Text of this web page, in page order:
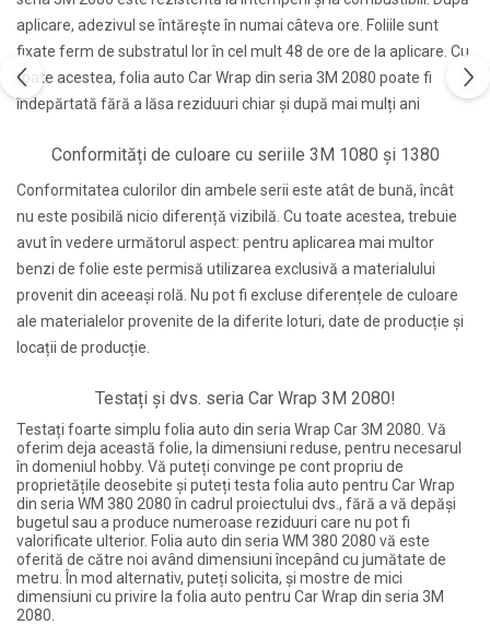
aplicare, adezivul se întărește în numai câteva ore. Foliile sunt
fixate ferm de substratul lor în cel mult 48 de ore de la aplicare. Cu
toate acestea, folia auto Car Wrap din seria 3M 2080 poate fi
îndepărtată fără a lăsa reziduuri chiar și după mai mulți ani
Conformități de culoare cu seriile 3M 1080 și 1380
Conformitatea culorilor din ambele serii este atât de bună, încât
nu este posibilă nicio diferență vizibilă. Cu toate acestea, trebuie
avut în vedere următorul aspect: pentru aplicarea mai multor
benzi de folie este permisă utilizarea exclusivă a materialului
provenit din aceeași rolă. Nu pot fi excluse diferențele de culoare
ale materialelor provenite de la diferite loturi, date de producție și
locații de producție.
Testați și dvs. seria Car Wrap 3M 2080!
Testați foarte simplu folia auto din seria Wrap Car 3M 2080. Vă
oferim deja această folie, la dimensiuni reduse, pentru necesarul
în domeniul hobby. Vă puteți convinge pe cont propriu de
proprietățile deosebite și puteți testa folia auto pentru Car Wrap
din seria WM 380 2080 în cadrul proiectului dvs., fără a vă depăși
bugetul sau a produce numeroase reziduuri care nu pot fi
valorificate ulterior. Folia auto din seria WM 380 2080 vă este
oferită de către noi având dimensiuni începând cu jumătate de
metru. În mod alternativ, puteți solicita, și mostre de mici
dimensiuni cu privire la folia auto pentru Car Wrap din seria 3M
2080.